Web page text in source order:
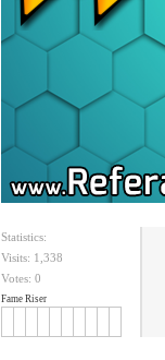
Statistics:
Visits: 1,338
Votes: 0
Fame Riser